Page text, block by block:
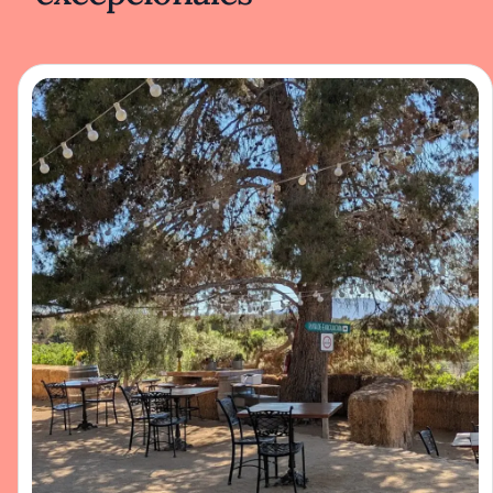
realzados: emulsiones cítricas, encurtidos
Platillos como los ceviches recién
reinterpretados o pescados blancos en guiso
ligero dejan entrever una técnica depurada
donde se privilegia el equilibrio sin
aspavientos.
El diseño contribuye a la sensación de
apertura y pausa: las ventanas permiten que la
brisa costera suavice el ritmo del almuerzo,
mientras una cuidada selección de vinos
regionales sugiere nuevas direcciones al
paladar. Manzanilla se distancia
deliberadamente de la suntuosidad visual; en
su lugar, la presentación de los platos es
precisa y sobria, permitiendo que los colores
vivos y las texturas de los ingredientes hablen
por sí mismos. Aquí, la identidad local no es
un motivo decorativo, sino una directriz